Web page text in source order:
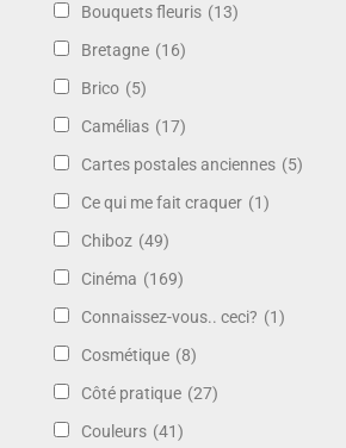
Bouquets fleuris (13)
Bretagne (16)
Brico (5)
Camélias (17)
Cartes postales anciennes (5)
Ce qui me fait craquer (1)
Chiboz (49)
Cinéma (169)
Connaissez-vous.. ceci? (1)
Cosmétique (8)
Côté pratique (27)
Couleurs (41)